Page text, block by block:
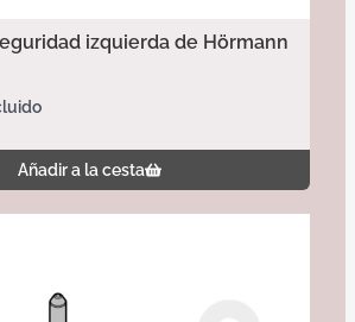
izquierda de Hörmann
Añadir a la cesta